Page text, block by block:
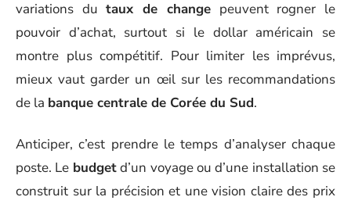
variations dutaux de changepeuvent rogner le
pouvoir d’achat, surtout si le dollar américain se
montre plus compétitif. Pour limiter les imprévus,
mieux vaut garder un œil sur les recommandations
de la banque centrale de Corée du Sud.
Anticiper, c’est prendre le temps d’analyser chaque
poste. Le budgetd’un voyage ou d’une installation se
construit sur la précision et une vision claire des prix